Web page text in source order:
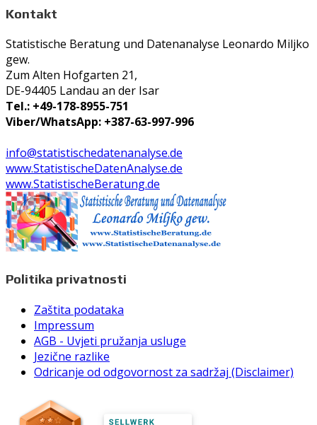
Kontakt
Statistische Beratung und Datenanalyse Leonardo Miljko
gew.
Zum Alten Hofgarten 21,
DE-94405 Landau an der Isar
Tel.: +49-178-8955-751
Viber/WhatsApp: +387-63-997-996
info@statistischedatenanalyse.de
www.StatistischeDatenAnalyse.de
www.StatistischeBeratung.de
Politika privatnosti
Zaštita podataka
Impressum
AGB - Uvjeti pružanja usluge
Jezične razlike
Odricanje od odgovornost za sadržaj (Disclaimer)